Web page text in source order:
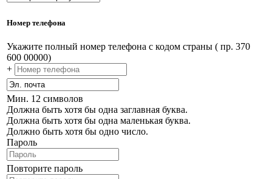
Номер телефона
Укажите полный номер телефона с кодом страны ( пр. 370
600 00000)
+
Мин. 12 символов
Должна быть хотя бы одна заглавная буква.
Должна быть хотя бы одна маленькая буква.
Должно быть хотя бы одно число.
Пароль
Повторите пароль